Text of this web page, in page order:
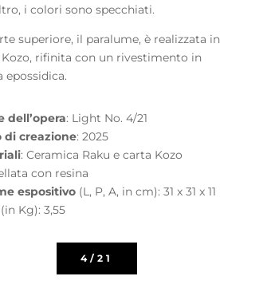
i colori sono specchiati.
superiore, il paralume, è realizzata in
rifinita con un rivestimento in
epossidica.
dell’opera: Light No. 4/21
di creazione: 2025
: Ceramica Raku e carta Kozo
con resina
espositivo (L, P, A, in cm): 31 x 31 x 11
(in Kg): 3,55
4/21